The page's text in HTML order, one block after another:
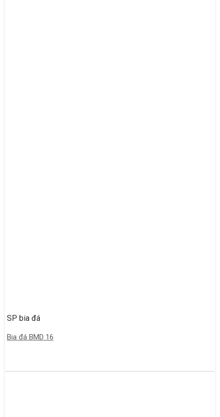
SP bia đá
Bia đá BMD 16